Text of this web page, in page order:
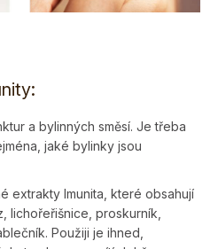
a bylinných směsí. Je třeba
jaké bylinky jsou
extrakty Imunita, které obsahují
lichořeřišnice, pros­kurník,
Použiji je ihned,